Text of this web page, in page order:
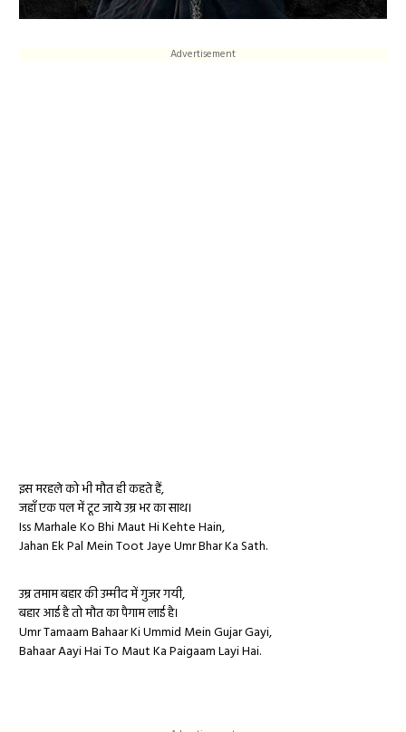
Advertisement
इस मरहले को भी मौत ही कहते हैं,
जहाँ एक पल में टूट जाये उम्र भर का साथ।
Iss Marhale Ko Bhi Maut Hi Kehte Hain,
Jahan Ek Pal Mein Toot Jaye Umr Bhar Ka Sath.
उम्र तमाम बहार की उम्मीद में गुजर गयी,
बहार आई है तो मौत का पैगाम लाई है।
Umr Tamaam Bahaar Ki Ummid Mein Gujar Gayi,
Bahaar Aayi Hai To Maut Ka Paigaam Layi Hai.